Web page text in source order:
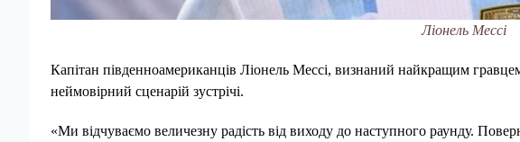
Ліонель Мессі
Капітан південноамериканців Ліонель Мессі, визнаний найкращим
неймовірний сценарій зустрічі.
«Ми відчуваємо величезну радість від виходу до наступного раунду.